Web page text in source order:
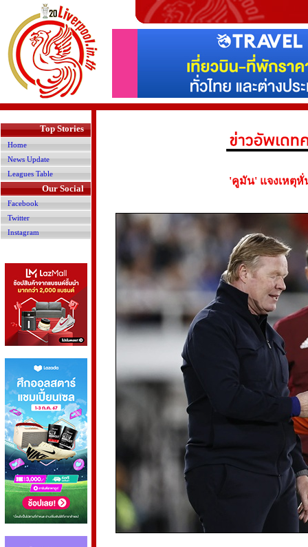
Top Stories
Home
News Update
Leagues Table
Our Social
Facebook
Twitter
Instagram
'คูมัน' แจงเหตุ